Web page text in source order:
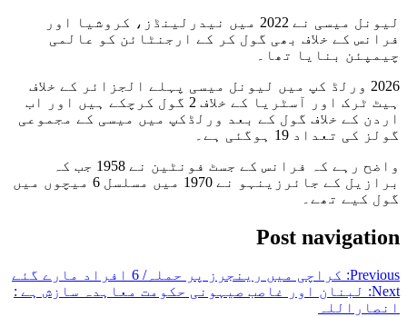
لیونل میسی نے 2022 میں نیدرلینڈز، کروشیا اور
فرانس کے خلاف بھی گول کر کے ارجنٹائن کو عالمی
چیمپئن بنایا تھا۔
2026 ورلڈ کپ میں لیونل میسی پہلے الجزائر کے خلاف
ہیٹ ٹرک اور آسٹریا کے خلاف 2 گول کرچکے ہیں اور اب
اردن کے خلاف گول کے بعد ورلڈکپ میں میسی کے مجموعی
گولز کی تعداد 19 ہوگئی ہے۔
واضح رہے کہ فرانس کے جسٹ فونٹین نے 1958 جب کہ
برازیل کے جائرزینہو نے 1970 میں مسلسل 6 میچوں میں
گول کیے تھے۔
Post navigation
Previous: کراچی میں رینجرز پر حملہ/ 6 افراد مارے گئے
Next:
لبنان اور غاصب صیہونی حکومت معاہدہ سازش ہے :
انصاراللہ